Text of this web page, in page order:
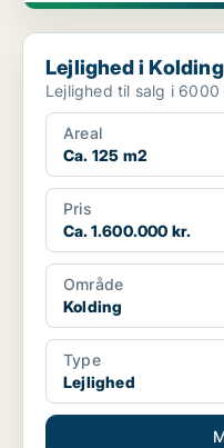
Lejlighed i Kolding
Lejlighed i Kolding
Areal
Ca. 125 m2
Pris
Ca. 1.600.000 kr.
Område
Kolding
Type
Lejlighed